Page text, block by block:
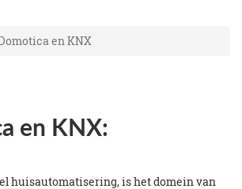
en KNX
en KNX:
huisautomatisering, is het domein van